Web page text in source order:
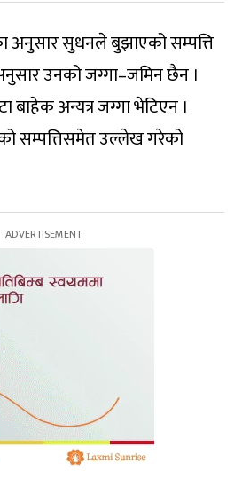
अनुसार सुधनले बुझाएको सम्पत्ति
उनको जग्गा–जमिन छैन ।
बाहेक अन्यत्र जग्गा भेटिएन ।
सम्पत्तिसमेत उल्लेख गरेको